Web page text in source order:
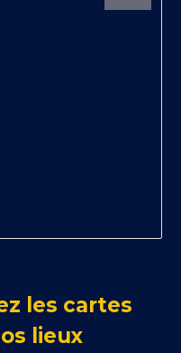
les cartes
lieux